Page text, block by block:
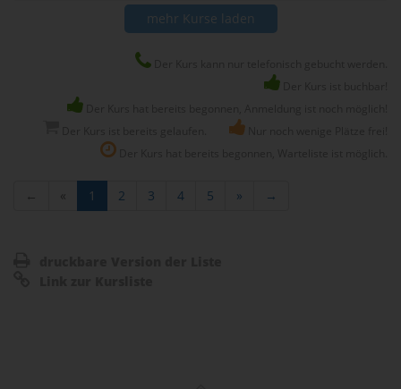
mehr Kurse laden
← « 1 2 3 4 5 » →